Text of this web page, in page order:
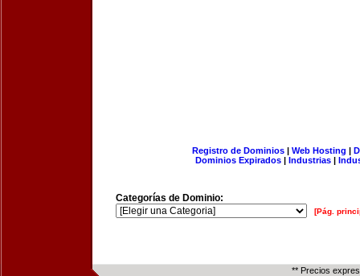
Registro de Dominios| Web Hosting |
Dominios Expirados | Industrias |
Categorías de Dominio:
[Pág.
** Precios